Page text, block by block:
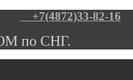
+7(4872)33-82-16
по СНГ.